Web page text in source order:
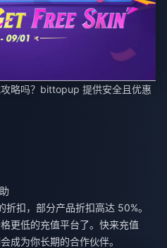
略吗？ bittopup 提供安全且优惠
扣，部分产品折扣高达 50%。
更低的充值平台了。快来充值
成为你长期的合作伙伴。